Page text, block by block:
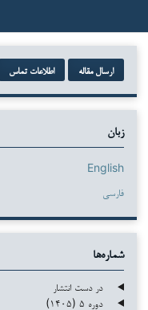
ارسال مقاله اطلاعات تماس
زبان
English
فارسی
شماره‌ها
در دست انتشار
دوره ۵ (۱۴۰۵)